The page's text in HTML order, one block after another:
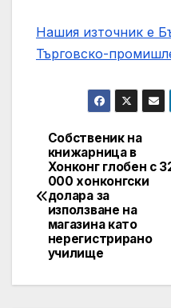
Нашия източник е
Търговско-
Post
navigation
Собственик на
книжарница в
Хонконг глобен с
000 хонконгски
долара за
използване на
магазина като
нерегистрирано
училище